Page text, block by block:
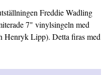
Freddie Wadling
7" vinylsingeln med
Henryk Lipp). Detta firas med